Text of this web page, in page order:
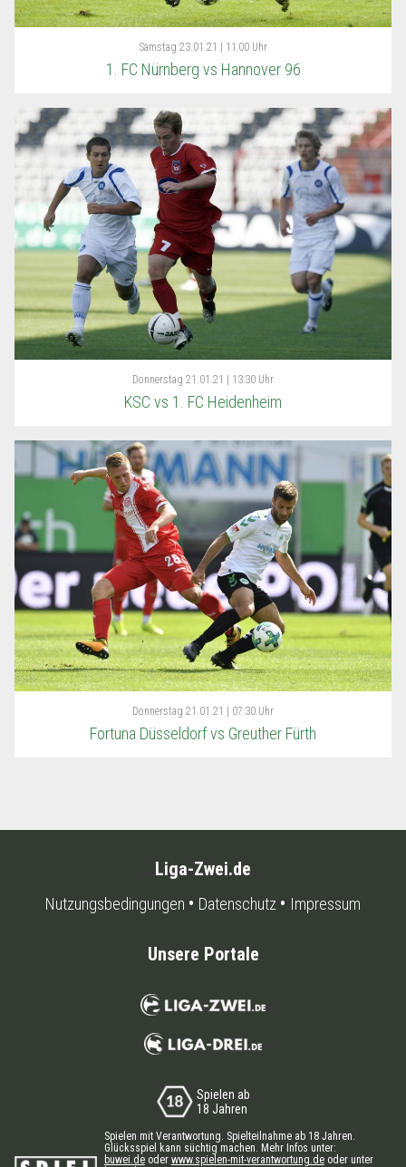
Samstag 23.01.21 | 11:00 Uhr
1. FC Nürnberg vs Hannover 96
Donnerstag 21.01.21 | 13:30 Uhr
KSC vs 1. FC Heidenheim
Donnerstag 21.01.21 | 07:30 Uhr
Fortuna Düsseldorf vs Greuther Fürth
Liga-Zwei.de
Nutzungsbedingungen Datenschutz Impressum
Unsere Portale
Spielen ab
18 Jahren
Spielen mit Verantwortung. Spielteilnahme ab 18 Jahren.
Glücksspiel kann süchtig machen. Mehr Infos unter:
buwei.deoder www.spielen-mit-verantwortung.deoder unter